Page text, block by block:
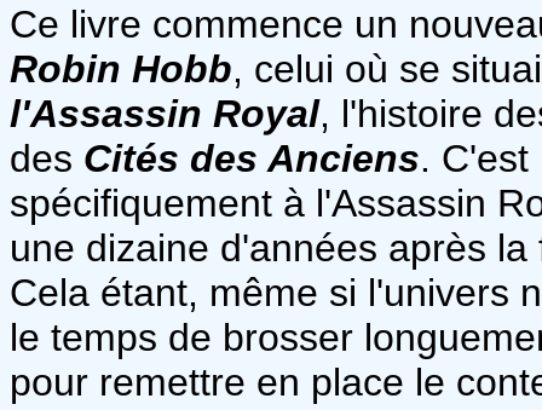
Ce livre commence un
Robin Hobb, celui où se
l'Assassin Royal, l'histoire
des Cités des Anciens.
spécifiquement à l'Assassin
une dizaine d'années après
Cela étant, même si l'univers
le temps de brosser
pour remettre en place le